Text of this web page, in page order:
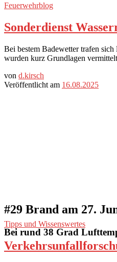
#29 Brand am 27.
Bei rund 38 Grad
Feuerwehrblog
Sonderdienst
Bei bestem Badewetter trafen
wurden kurz Grundlagen
von d.kirsch
Veröffentlicht am 16.08.2025
Tipps und Wissenswertes